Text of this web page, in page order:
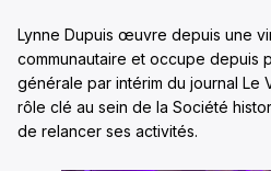
Lynne Dupuis œuvre depuis une
communautaire et occupe depuis
générale par intérim du journal Le
rôle clé au sein de la Société
de relancer ses activités.